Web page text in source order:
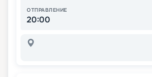
ОТПРАВЛЕНИЕ
20:00